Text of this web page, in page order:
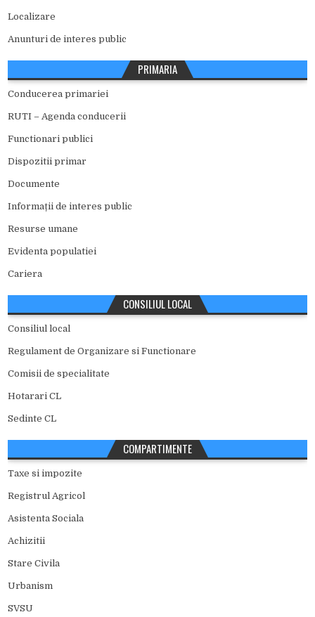
Localizare
Anunturi de interes public
PRIMARIA
Conducerea primariei
RUTI – Agenda conducerii
Functionari publici
Dispozitii primar
Documente
Informații de interes public
Resurse umane
Evidenta populatiei
Cariera
CONSILIUL LOCAL
Consiliul local
Regulament de Organizare si Functionare
Comisii de specialitate
Hotarari CL
Sedinte CL
COMPARTIMENTE
Taxe si impozite
Registrul Agricol
Asistenta Sociala
Achizitii
Stare Civila
Urbanism
SVSU